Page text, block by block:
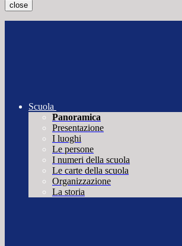
close
Scuola
Panoramica
Presentazione
I luoghi
Le persone
I numeri della scuola
Le carte della scuola
Organizzazione
La storia